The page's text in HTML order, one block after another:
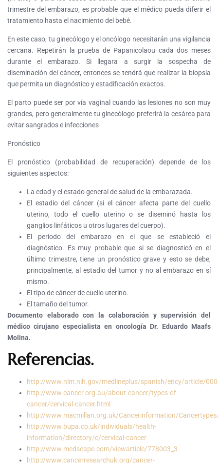
trimestre del embarazo, es probable que el médico pueda diferir el
tratamiento hasta el nacimiento del bebé.
En este caso, tu ginecólogo y el oncólogo necesitarán una vigilancia
cercana. Repetirán la prueba de Papanicolaou cada dos meses
durante el embarazo. Si llegara a surgir la sospecha de
diseminación del cáncer, entonces se tendrá que realizar la biopsia
que permita un diagnóstico y estadificación exactos.
El parto puede ser por vía vaginal cuando las lesiones no son muy
grandes, pero generalmente tu ginecólogo preferirá la cesárea para
evitar sangrados e infecciones
Pronóstico
El pronóstico (probabilidad de recuperación) depende de los
siguientes aspectos:
La edad y el estado general de salud de la embarazada.
El estadio del cáncer (si el cáncer afecta parte del cuello
uterino, todo el cuello uterino o se diseminó hasta los
ganglios linfáticos u otros lugares del cuerpo).
El periodo del embarazo en el que se estableció el
diagnóstico. Es muy probable que si se diagnosticó en el
último trimestre, tiene un pronóstico grave y esto se debe,
principalmente, al estadio del tumor y no al embarazo en sí
mismo.
El tipo de cáncer de cuello uterino.
El tamaño del tumor.
Documento elaborado con la colaboración y supervisión del
médico cirujano especialista en oncología Dr. Eduardo Maafs
Molina.
Referencias.
http://www.nlm.nih.gov/medlineplus/spanish/ency/article/
http://www.cancer.org.au/about-cancer/types-of-
cancer/cervical-cancer.html
http://www.macmillan.org.uk/Cancerinformation/
http://www.bupa.co.uk/individuals/health-
information/directory/c/cervical-cancer
http://www.medscape.com/viewarticle/778003_3
http://www.cancerresearchuk.org/cancer-